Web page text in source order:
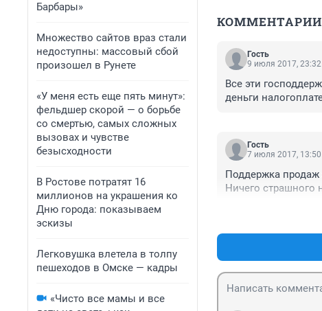
Барбары»
Множество сайтов враз стали
недоступны: массовый сбой
произошел в Рунете
«У меня есть еще пять минут»:
фельдшер скорой — о борьбе
со смертью, самых сложных
вызовах и чувстве
безысходности
В Ростове потратят 16
миллионов на украшения ко
Дню города: показываем
эскизы
Легковушка влетела в толпу
пешеходов в Омске — кадры
«Чисто все мамы и все
КОММЕНТАРИИ
Гость
9 июля 2017, 23:32
Все эти
деньги
Гость
7 июля 2017, 13:50
Поддержка продаж
Ничего страшного